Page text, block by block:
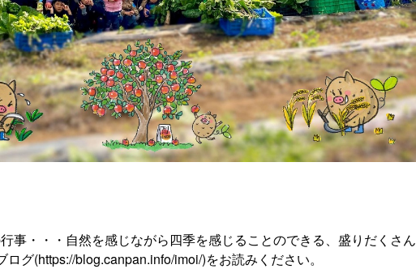
事・・・自然を感じながら四季を感じることのできる、盛りだくさん
グ(https://blog.canpan.info/imoi/)をお読みください。